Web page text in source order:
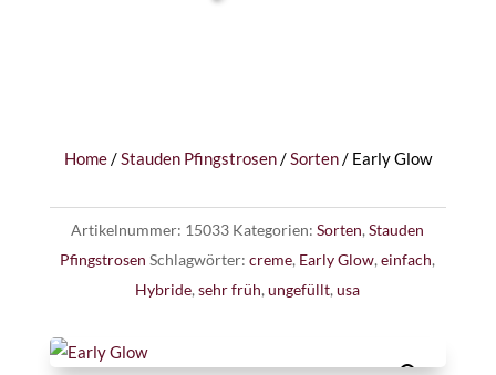
Home/Stauden Pfingstrosen/Sorten/ Early Glow
Artikelnummer: 15033 Kategorien:Sorten,Stauden
Pfingstrosen Schlagwörter:creme, Early Glow,einfach,
Hybride,sehr früh,ungefüllt,usa